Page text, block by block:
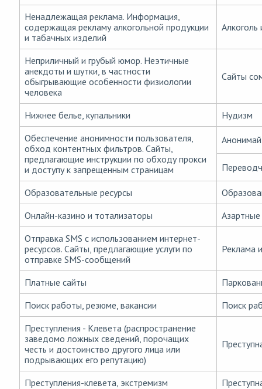
Ненадлежащая реклама. Информация,
содержащая рекламу алкогольной продукции
и табачных изделий
Алкоголь
Неприличный и грубый юмор. Неэтичные
анекдоты и шутки, в частности
обыгрывающие особенности физиологии
человека
Сайты
Нижнее белье, купальники
Нудизм
Обеспечение анонимности пользователя,
обход контентных фильтров. Сайты,
предлагающие инструкции по обходу прокси
и доступу к запрещенным страницам
Образовательные ресурсы
Онлайн-казино и тотализаторы
Азартные
Отправка SMS с использованием интернет-
ресурсов. Сайты, предлагающие услуги по
отправке SMS-сообщений
Реклама
Платные сайты
Поиск работы, резюме, вакансии
Поиск
Преступления - Клевета (распространение
заведомо ложных сведений, порочащих
честь и достоинство другого лица или
подрывающих его репутацию)
Преступления-клевета, экстремизм